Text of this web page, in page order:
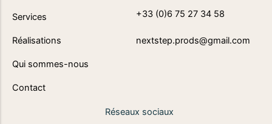
Services
Réalisations
Qui sommes-nous
Contact
+33 (0)6 75 27 34 58
nextstep.prods@gmail.com
Réseaux sociaux